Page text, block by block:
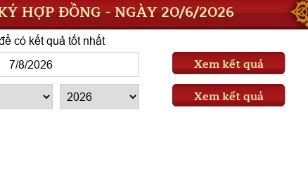
HỢP ĐỒNG - NGÀY 20/6/2026
có kết quả tốt nhất
Xem kết quả
Xem kết quả